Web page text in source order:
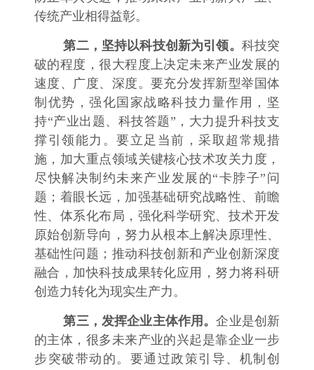
传统产业相得益彰。
第二，坚持以科技创新为引领。 科技突
破的程度，很大程度上决定未来产业发展的
速度、广度、深度。要充分发挥新型举国体
制优势，强化国家战略科技力量作用，坚
持“产业出题、科技答题”，大力提升科技支
撑引领能力。要立足当前，采取超常规措
施，加大重点领域关键核心技术攻关力度，
尽快解决制约未来产业发展的“卡脖子”问
题；着眼长远，加强基础研究战略性、前瞻
性、体系化布局，强化科学研究、技术开发
原始创新导向，努力从根本上解决原理性、
基础性问题；推动科技创新和产业创新深度
融合，加快科技成果转化应用，努力将科研
创造力转化为现实生产力。
第三，发挥企业主体作用。企业是创新
的主体，很多未来产业的兴起是靠企业一步
步突破带动的。要通过政策引导、机制创